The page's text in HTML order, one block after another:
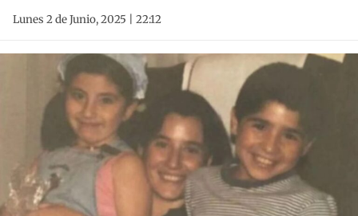
Lunes 2 de Junio, 2025 | 22:12